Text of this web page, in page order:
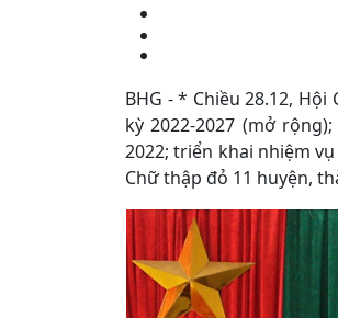
BHG - * Chiều 28.12,
kỳ 2022-2027 (mở
2022; triển khai nhiệm
Chữ thập đỏ 11 huyện,